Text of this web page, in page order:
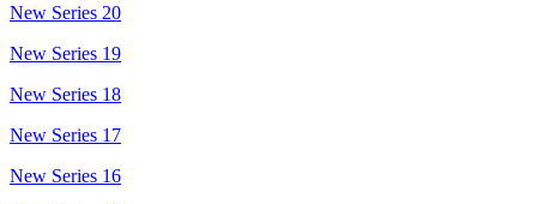
New Series 20
New Series 19
New Series 18
New Series 17
New Series 16